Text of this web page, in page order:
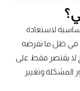
لاستعادة
في ظل ما تفرضه
يقتصر فقط على
المشكلة وتغيير